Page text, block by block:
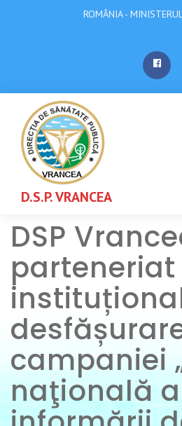
ROMÂNIA -
D.S.P. VRANCEA
DSP
parteneriat
campaniei
naţională a